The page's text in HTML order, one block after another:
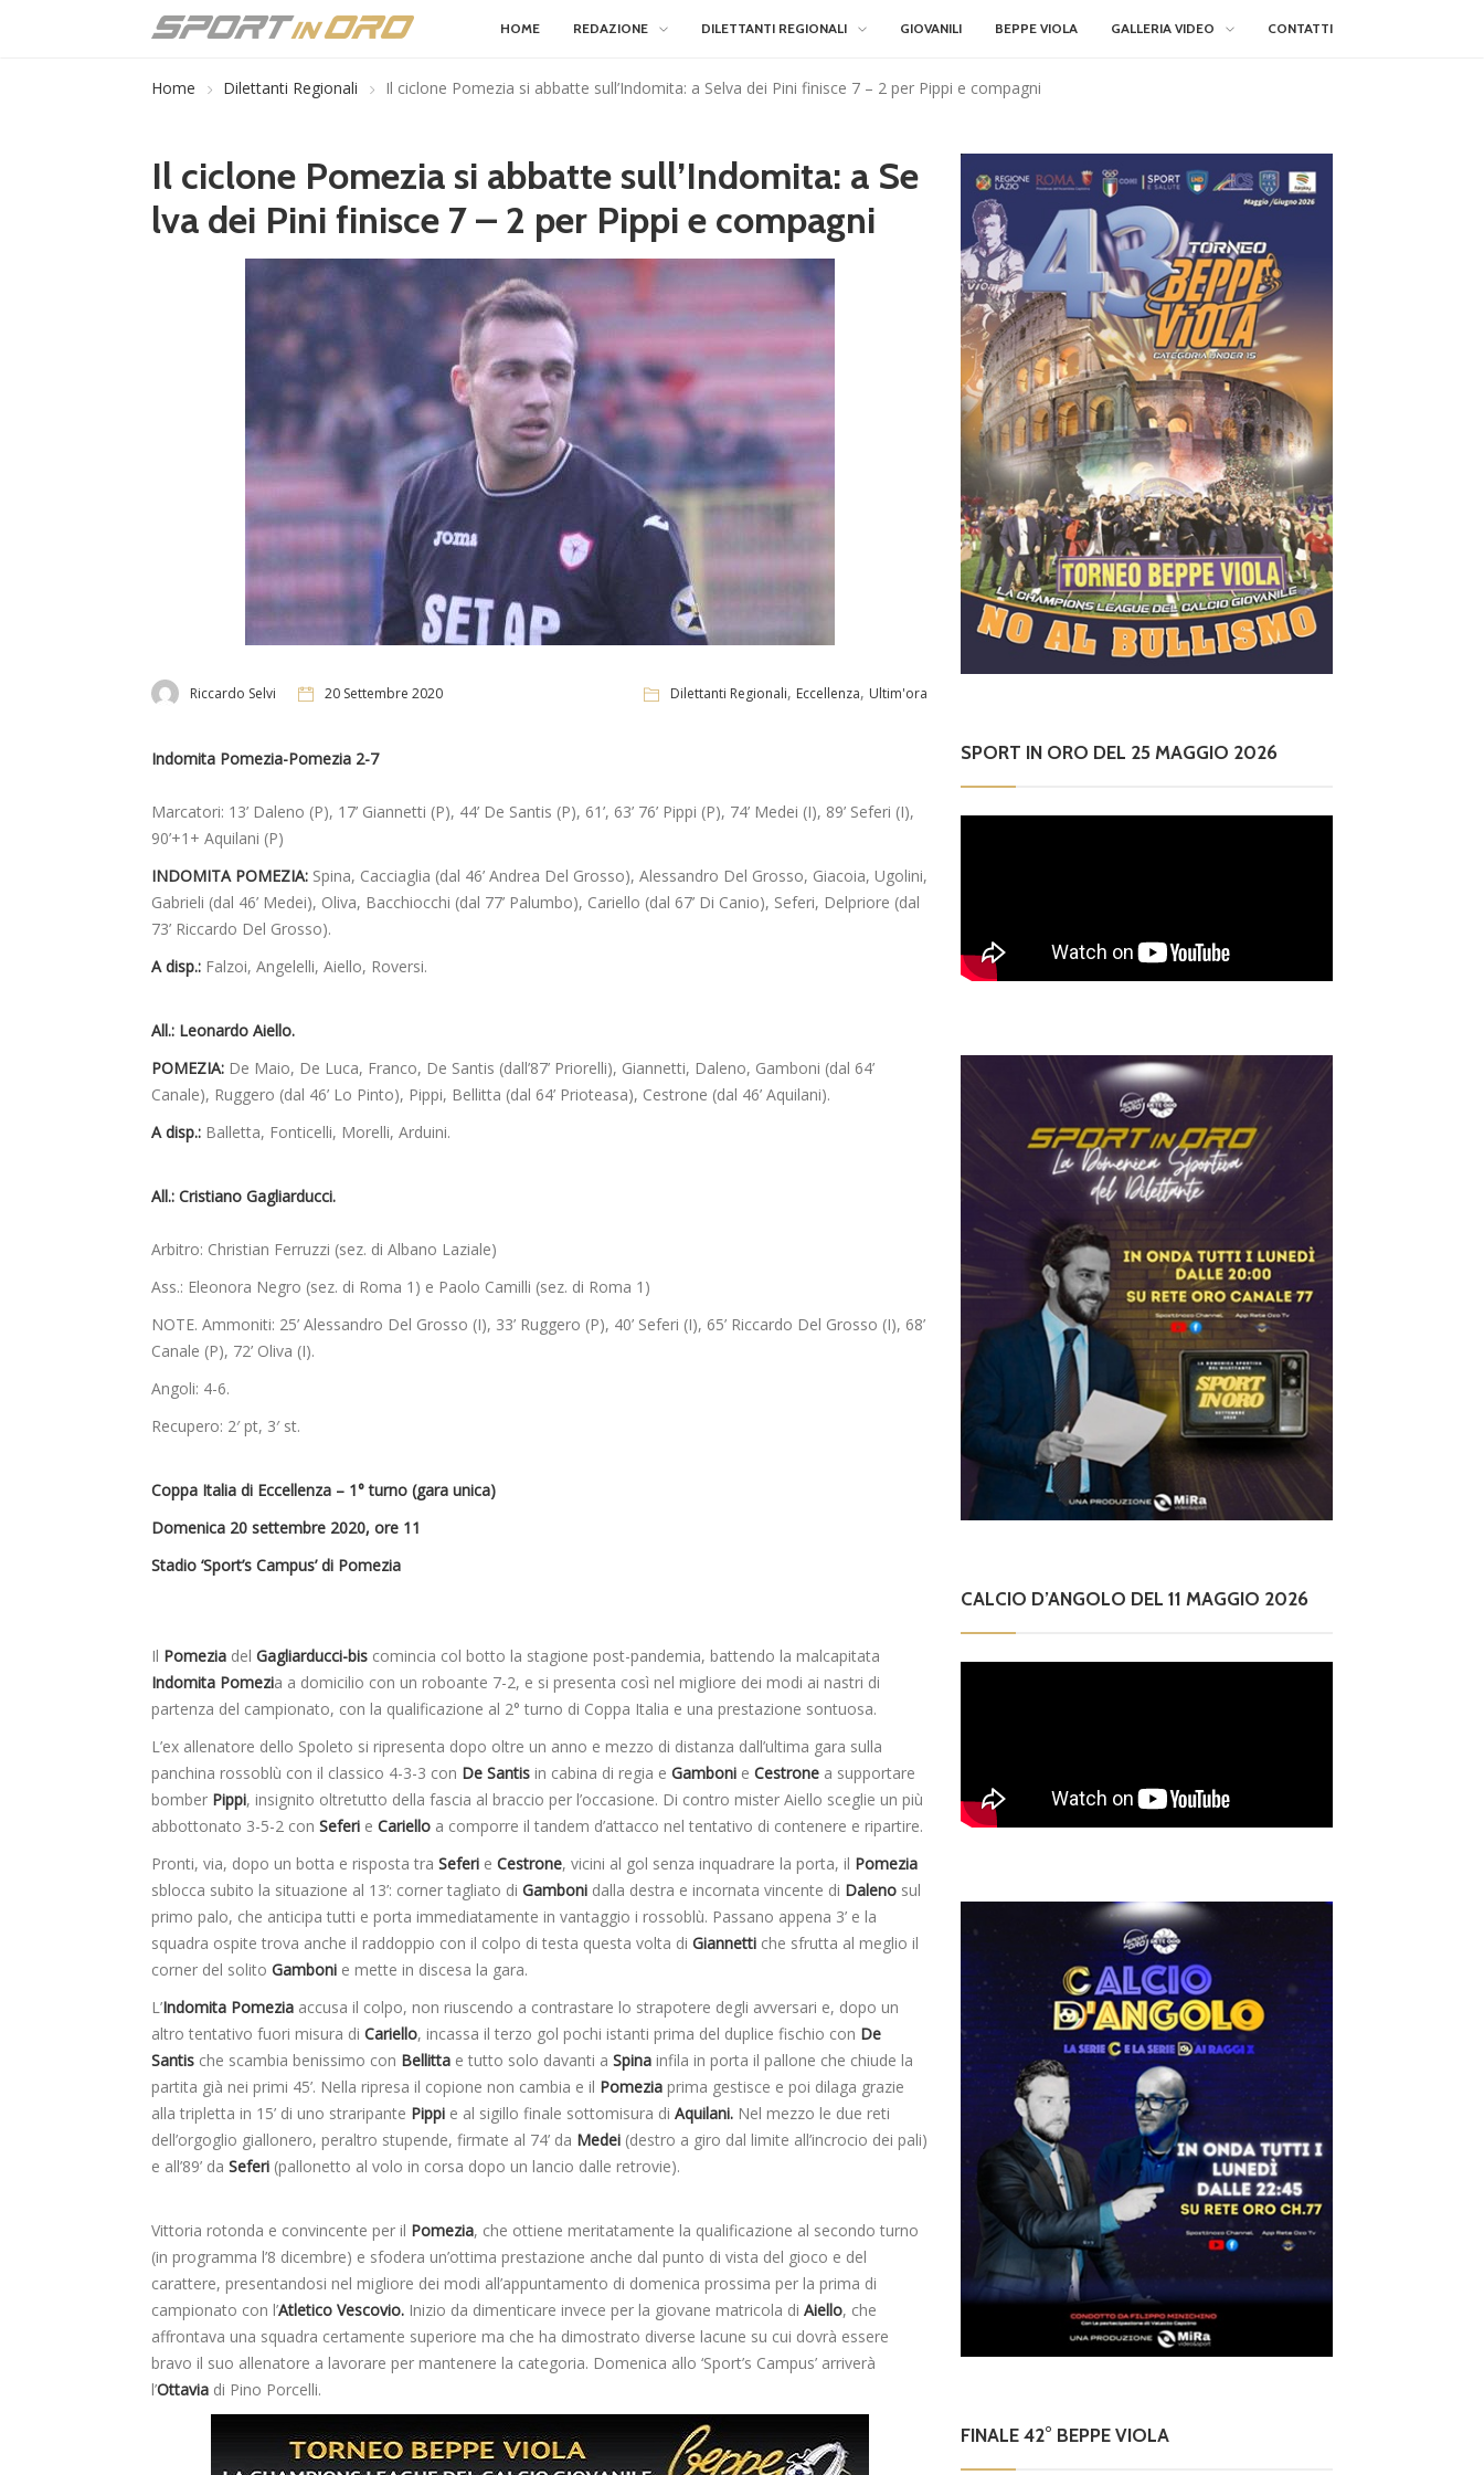
HOME REDAZIONE DILETTANTI REGIONALI GIOVANILI BEPPE VIOLA GALLERIA VIDEO CONTATTI
Home Dilettanti Regionali Il ciclone Pomezia si abbatte sull’Indomita: a Selva dei Pini finisce 7 – 2 per Pippi e compagni
Il ciclone Pomezia si abbatte sull’Indomita: a Se
lva dei Pini finisce 7 – 2 per Pippi e compagni
Riccardo Selvi 20 Settembre 2020 Dilettanti Regionali, Eccellenza, Ultim'ora
Indomita Pomezia-Pomezia 2-7
Marcatori: 13’ Daleno (P), 17’ Giannetti (P), 44’ De Santis (P), 61’, 63’ 76’ Pippi (P), 74’ Medei (I), 89’ Seferi (I),
90’+1+ Aquilani (P)
INDOMITA POMEZIA: Spina, Cacciaglia (dal 46’ Andrea Del Grosso), Alessandro Del Grosso, Giacoia, Ugolini,
Gabrieli (dal 46’ Medei), Oliva, Bacchiocchi (dal 77’ Palumbo), Cariello (dal 67’ Di Canio), Seferi, Delpriore (dal
73’ Riccardo Del Grosso).
A disp.: Falzoi, Angelelli, Aiello, Roversi.
All.: Leonardo Aiello.
POMEZIA: De Maio, De Luca, Franco, De Santis (dall’87’ Priorelli), Giannetti, Daleno, Gamboni (dal 64’
Canale), Ruggero (dal 46’ Lo Pinto), Pippi, Bellitta (dal 64’ Prioteasa), Cestrone (dal 46’ Aquilani).
A disp.: Balletta, Fonticelli, Morelli, Arduini.
All.: Cristiano Gagliarducci.
Arbitro: Christian Ferruzzi (sez. di Albano Laziale)
Ass.: Eleonora Negro (sez. di Roma 1) e Paolo Camilli (sez. di Roma 1)
NOTE. Ammoniti: 25’ Alessandro Del Grosso (I), 33’ Ruggero (P), 40’ Seferi (I), 65’ Riccardo Del Grosso (I), 68’
Canale (P), 72’ Oliva (I).
Angoli: 4-6.
Recupero: 2′ pt, 3′ st.
Coppa Italia di Eccellenza – 1° turno (gara unica)
Domenica 20 settembre 2020, ore 11
Stadio ‘Sport’s Campus’ di Pomezia
Il Pomezia del Gagliarducci-bis comincia col botto la stagione post-pandemia, battendo la malcapitata
Indomita Pomezia a domicilio con un roboante 7-2, e si presenta così nel migliore dei modi ai nastri di
partenza del campionato, con la qualificazione al 2° turno di Coppa Italia e una prestazione sontuosa.
L’ex allenatore dello Spoleto si ripresenta dopo oltre un anno e mezzo di distanza dall’ultima gara sulla
panchina rossoblù con il classico 4-3-3 con De Santis in cabina di regia e Gamboni e Cestrone a supportare
bomber Pippi, insignito oltretutto della fascia al braccio per l’occasione. Di contro mister Aiello sceglie un più
abbottonato 3-5-2 con Seferi e Cariello a comporre il tandem d’attacco nel tentativo di contenere e ripartire.
Pronti, via, dopo un botta e risposta tra Seferi e Cestrone, vicini al gol senza inquadrare la porta, il Pomezia
sblocca subito la situazione al 13’: corner tagliato di Gamboni dalla destra e incornata vincente di Daleno sul
primo palo, che anticipa tutti e porta immediatamente in vantaggio i rossoblù. Passano appena 3’ e la
squadra ospite trova anche il raddoppio con il colpo di testa questa volta di Giannetti che sfrutta al meglio il
corner del solito Gamboni e mette in discesa la gara.
L’Indomita Pomezia accusa il colpo, non riuscendo a contrastare lo strapotere degli avversari e, dopo un
altro tentativo fuori misura di Cariello, incassa il terzo gol pochi istanti prima del duplice fischio con De
Santis che scambia benissimo con Bellitta e tutto solo davanti a Spina infila in porta il pallone che chiude la
partita già nei primi 45’. Nella ripresa il copione non cambia e il Pomezia prima gestisce e poi dilaga grazie
alla tripletta in 15’ di uno straripante Pippi e al sigillo finale sottomisura di Aquilani. Nel mezzo le due reti
dell’orgoglio giallonero, peraltro stupende, firmate al 74’ da Medei (destro a giro dal limite all’incrocio dei pali)
e all’89’ da Seferi (pallonetto al volo in corsa dopo un lancio dalle retrovie).
Vittoria rotonda e convincente per il Pomezia, che ottiene meritatamente la qualificazione al secondo turno
(in programma l’8 dicembre) e sfodera un’ottima prestazione anche dal punto di vista del gioco e del
carattere, presentandosi nel migliore dei modi all’appuntamento di domenica prossima per la prima di
campionato con l’Atletico Vescovio. Inizio da dimenticare invece per la giovane matricola di Aiello, che
affrontava una squadra certamente superiore ma che ha dimostrato diverse lacune su cui dovrà essere
bravo il suo allenatore a lavorare per mantenere la categoria. Domenica allo ‘Sport’s Campus’ arriverà
l’Ottavia di Pino Porcelli.
SPORT IN ORO DEL 25 MAGGIO 2026
CALCIO D’ANGOLO DEL 11 MAGGIO 2026
FINALE 42° BEPPE VIOLA